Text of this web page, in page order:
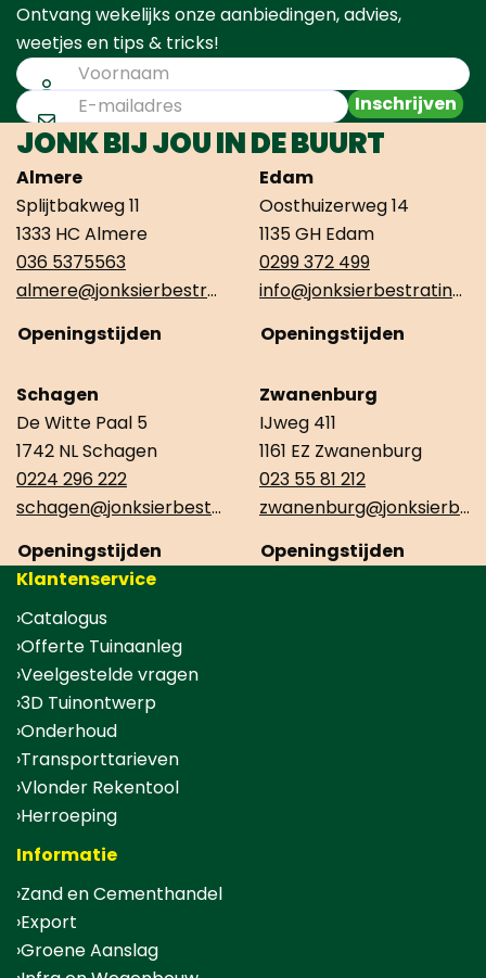
Ontvang wekelijks onze aanbiedingen, advies,
weetjes en tips & tricks!
Inschrijven
JONK BIJ JOU IN DE BUURT
Almere
Splijtbakweg 11
1333 HC Almere
036 5375563
almere@jonksierbestrating.nl
Openingstijden
Edam
Oosthuizerweg 14
1135 GH Edam
0299 372 499
info@jonksierbestrating.nl
Openingstijden
Schagen
De Witte Paal 5
1742 NL Schagen
0224 296 222
schagen@jonksierbestrating.nl
Openingstijden
Zwanenburg
IJweg 411
1161 EZ Zwanenburg
023 55 81 212
zwanenburg@jonksierbestrating.nl
Openingstijden
Klantenservice
Catalogus
Offerte Tuinaanleg
Veelgestelde vragen
3D Tuinontwerp
Onderhoud
Transporttarieven
Vlonder Rekentool
Herroeping
Informatie
Zand en Cementhandel
Export
Groene Aanslag